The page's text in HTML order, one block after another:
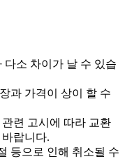
다소 차이가 날 수 있습
과 가격이 상이 할 수
련 고시에 따라 교환
랍니다.
등으로 인해 취소될 수